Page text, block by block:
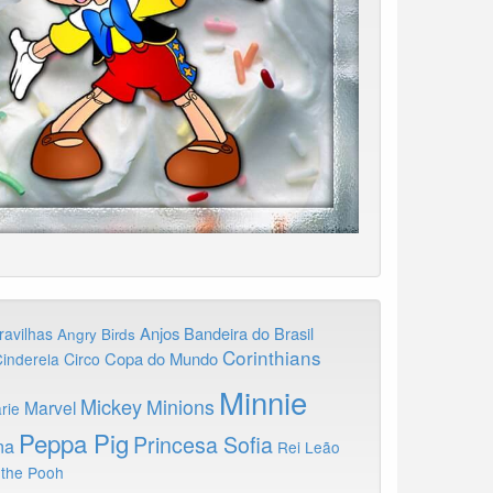
Angry Birds Anjos Bandeira do Brasil
Circo Copa do Mundo Corinthians
Marvel Mickey Minions Minnie
Peppa Pig Princesa Sofia Rei Leão
Pooh